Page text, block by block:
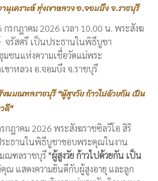
เคราะห์ ทุ่งเขาหลวง อ.จอมบึง จ.ราชบุรี
ฎาคม 2026 เวลา 10.00 น. พระสังฆ
จรัสศรี เป็นประธานในพิธีบูชา
ชนแห่งความเชื่อวัดแม่พระ
ขาหลวง อ.จอมบึง จ.ราชบุรี
ฆมณฑลราชบุรี "ผู้สูงวัย ก้าวไปด้วยกัน เป็น
ดี"
าคม 2026 พระสังฆราชซิลวีโอ สิริ
ะธานในพิธีบูชาขอบพระคุณในงาน
ณฑลราชบุรี"ผู้สูงวัย ก้าวไปด้วยกัน เป็น
ณ แสดงความยินดีกับผู้สูงอายุ และลูก